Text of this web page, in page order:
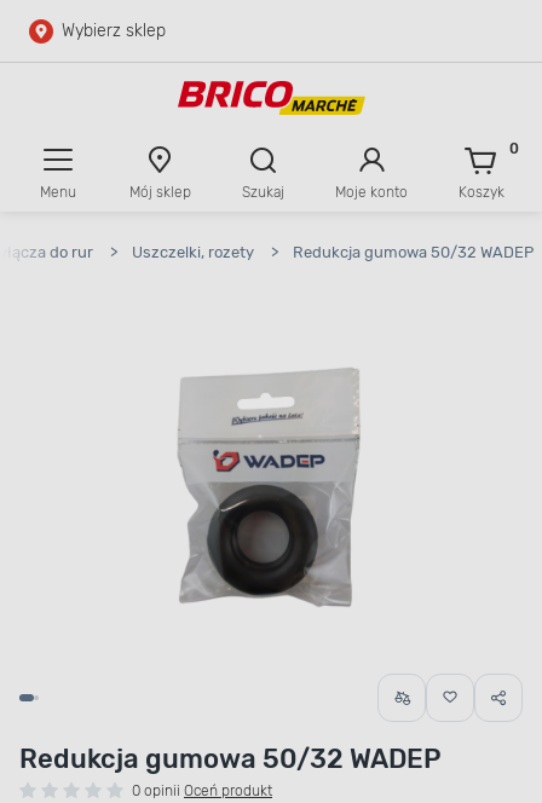
Przejdź do głównej zawartości
Wybierz sklep
Menu Mój sklep Szukaj Moje konto Koszyk
0
do rur > Uszczelki, rozety > Redukcja gumowa 50/32 WADEP
Redukcja gumowa 50/32 WADEP
0 opinii Oceń produkt